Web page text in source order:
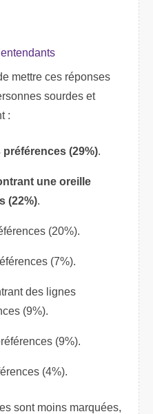
mettre ces réponses
sourdes et
:
préférences (29%).
une oreille
(22%).
(20%).
(7%).
des lignes
(9%).
(9%).
(4%).
sont moins marquées,